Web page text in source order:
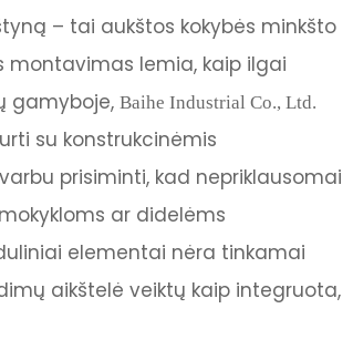
– tai aukštos kokybės minkšto
montavimas lemia, kaip ilgai
gamyboje, Baihe Industrial Co., Ltd.
su konstrukcinėmis
prisiminti, kad nepriklausomai
ar didelėms
elementai nėra tinkamai
aikštelė veiktų kaip integruota,